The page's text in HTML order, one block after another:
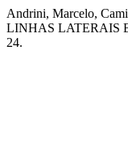
Andrini, Marcelo,
LINHAS LATERAIS
24.